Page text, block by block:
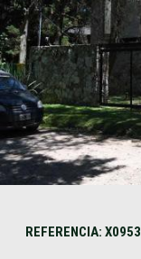
REFERENCIA: X0953